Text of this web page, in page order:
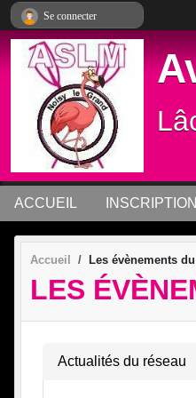
ACCUEIL INSCRIPTION
Accueil Les évènements
LES
Actualités du réseau
Se connecter
Panneau de gestion des